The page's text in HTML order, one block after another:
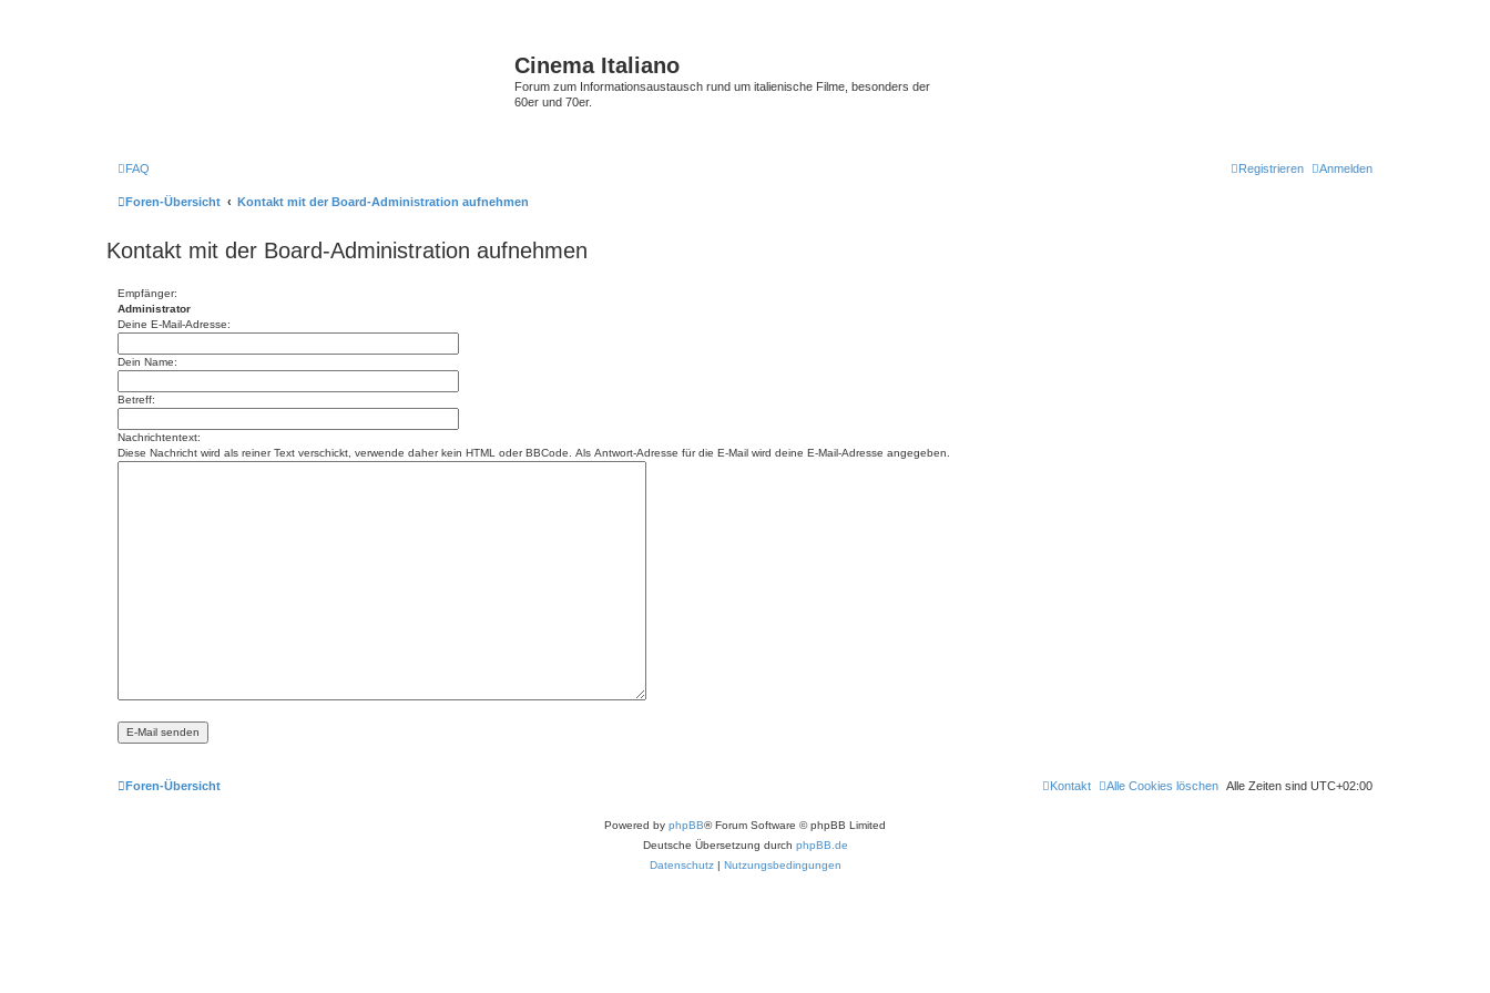
Cinema Italiano
Forum zum Informationsaustausch rund um italienische Filme, besonders der
60er und 70er.
FAQ Anmelden
Registrieren
Foren-Übersicht Kontakt mit der Board-Administration aufnehmen
Kontakt mit der Board-Administration aufnehmen
Empfänger:
Administrator
Deine E-Mail-Adresse:
Dein Name:
Betreff:
Nachrichtentext:
Diese Nachricht wird als reiner Text verschickt, verwende daher kein HTML oder BBCode. Als Antwort-Adresse für die E-Mail wird deine E-Mail-Adresse angegeben.
Foren-Übersicht Alle Zeiten sind UTC+02:00
Alle Cookies löschen
Kontakt
Powered by phpBB® Forum Software © phpBB Limited
Deutsche Übersetzung durch phpBB.de
Datenschutz| Nutzungsbedingungen